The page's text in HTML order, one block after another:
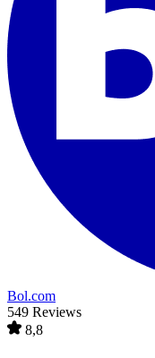
Bol.com
549 Reviews
8,8